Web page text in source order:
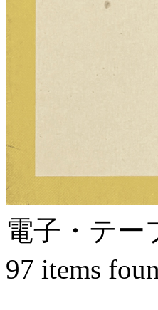
電子・テー
97 items